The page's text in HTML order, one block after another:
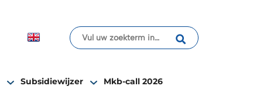
Subsidiewijzer Mkb-call 2026